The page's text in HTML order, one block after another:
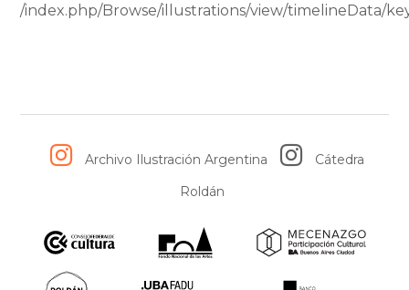
/index.php/Browse/illustrations/view/timelineData/
Archivo Ilustración Argentina
Cátedra
Roldán